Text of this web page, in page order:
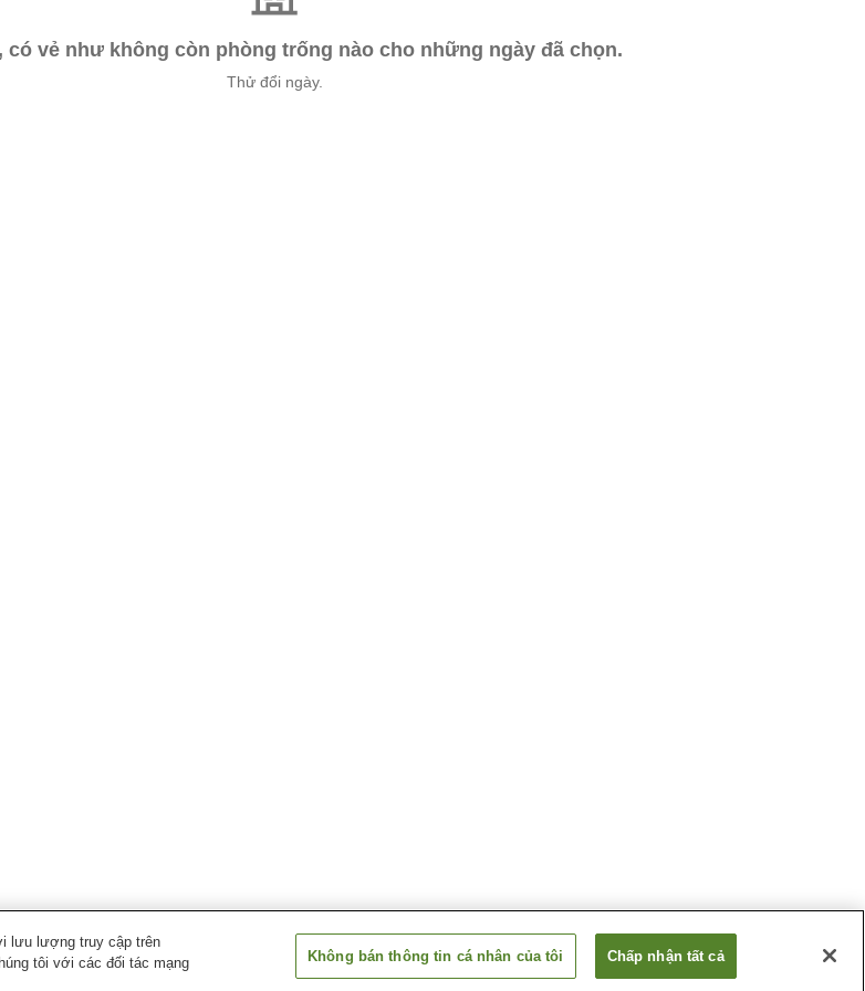
có vẻ như không còn phòng trống nào cho những ngày đã chọn.
Thử đổi ngày.
lưu lượng truy cập trên
tôi với các đối tác mạng
Không bán thông tin cá nhân của tôi Chấp nhận tất cả